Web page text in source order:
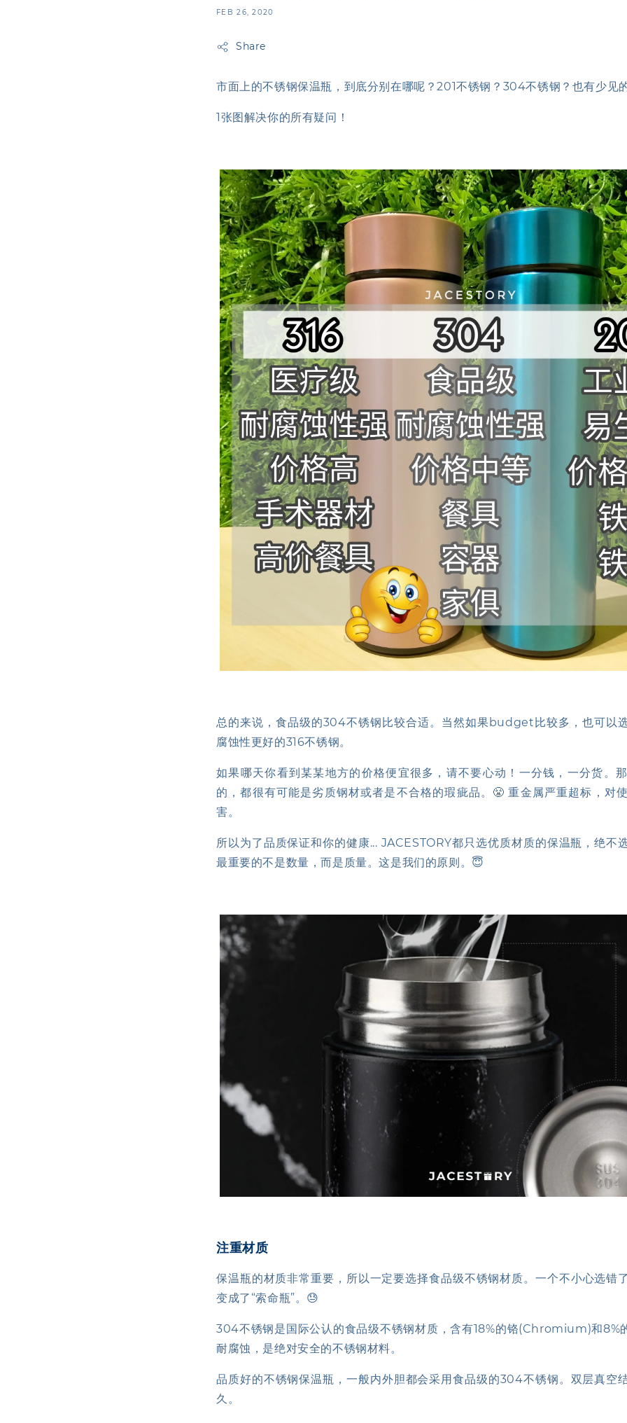
FEB 26, 2020
Share
市面上的不锈钢保温瓶，到底分别在哪呢？201不锈钢？304不锈钢？也有少见
1张图解决你的所有疑问！
总的来说，食品级的304不锈钢比较合适。当然如果budget比较多，也可以
腐蚀性更好的316不锈钢。
如果哪天你看到某某地方的价格便宜很多，请不要心动！一分钱，一分货。
的，都很有可能是劣质钢材或者是不合格的瑕疵品。😤 重金属严重超标，对
害。
所以为了品质保证和你的健康... JACESTORY都只选优质材质的保温瓶，绝不
最重要的不是数量，而是质量。这是我们的原则。😇
注重材质
保温瓶的材质非常重要，所以一定要选择食品级不锈钢材质。一个不小心选错
变成了“索命瓶”。😓
304不锈钢是国际公认的食品级不锈钢材质，含有18%的铬(Chromium)和8%
耐腐蚀，是绝对安全的不锈钢材料。
品质好的不锈钢保温瓶，一般内外胆都会采用食品级的304不锈钢。双层真空
久。